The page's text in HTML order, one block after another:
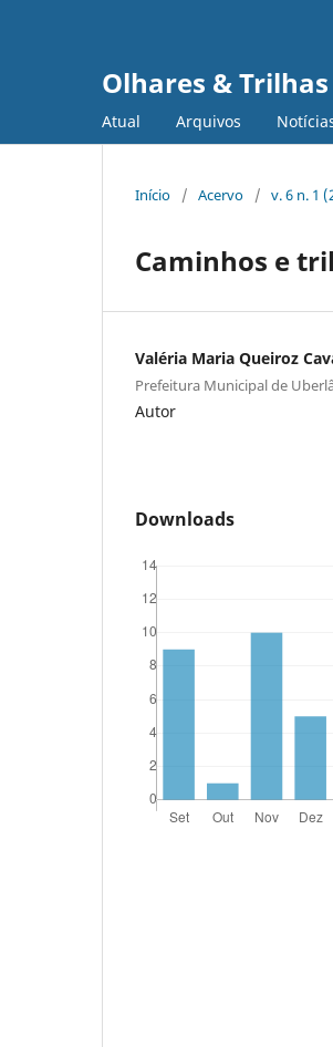
Olhares & Trilhas
Atual Arquivos
Início / Acervo / v. 6 n. 1
Caminhos e
Valéria Maria Queiroz
Prefeitura Municipal de
Autor
Downloads